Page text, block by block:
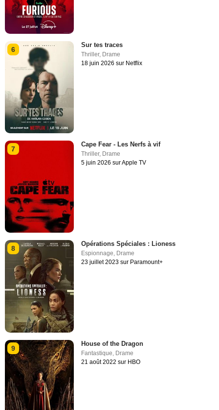
6
Sur tes traces
Thriller, Drame
18 juin 2026 sur Netflix
7
Cape Fear - Les Nerfs à vif
Thriller, Drame
5 juin 2026 sur Apple TV
8
Opérations Spéciales : Lioness
Espionnage, Drame
23 juillet 2023 sur Paramount+
9
House of the Dragon
Fantastique Drame
21 août 2022 sur HBO